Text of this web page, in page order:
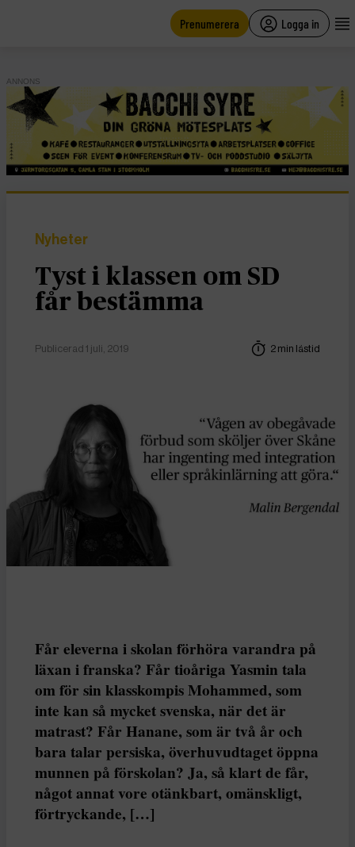
Prenumerera Logga in
ANNONS
Nyheter
Tyst i klassen om SD
får bestämma
Publicerad 1 juli, 2019 2 min lästid
Får eleverna i skolan förhöra varandra på
läxan i franska? Får tioåriga Yasmin tala
om för sin klasskompis Mohammed, som
inte kan så mycket svenska, när det är
matrast? Får Hanane, som är två år och
bara talar persiska, överhuvudtaget öppna
munnen på förskolan? Ja, så klart de får,
något annat vore otänkbart, omänskligt,
förtryckande, […]